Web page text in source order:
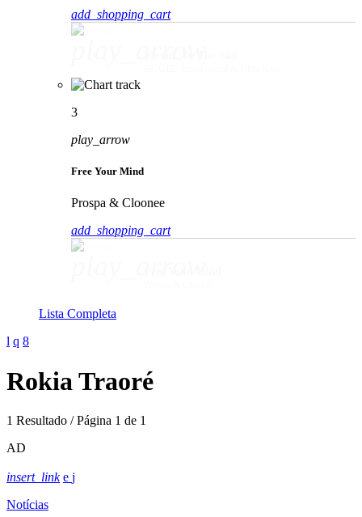
add_shopping_cart
3
play_arrow
Free Your Mind
Prospa & Cloonee
add_shopping_cart
Lista Completa
Rokia Traoré
1 Resultado / Página 1 de 1
AD
insert_link
Notícias